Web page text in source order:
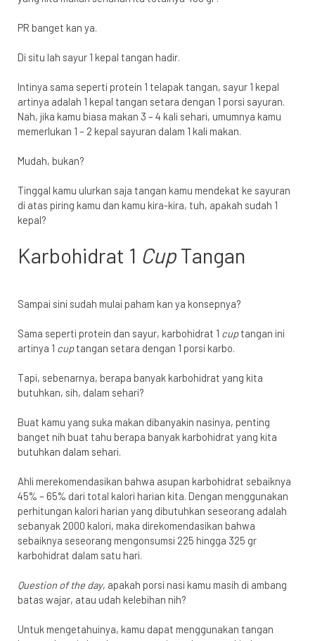
PR banget kan ya.
Di situ lah sayur 1 kepal tangan hadir.
Intinya sama seperti protein 1 telapak tangan, sayur 1 kepal
artinya adalah 1 kepal tangan setara dengan 1 porsi sayuran.
Nah, jika kamu biasa makan 3 – 4 kali sehari, umumnya kamu
memerlukan 1 – 2 kepal sayuran dalam 1 kali makan.
Mudah, bukan?
Tinggal kamu ulurkan saja tangan kamu mendekat ke sayuran
di atas piring kamu dan kamu kira-kira, tuh, apakah sudah 1
kepal?
Karbohidrat 1 CupTangan
Sampai sini sudah mulai paham kan ya konsepnya?
Sama seperti protein dan sayur, karbohidrat 1 cuptangan ini
artinya 1 cuptangan setara dengan 1 porsi karbo.
Tapi, sebenarnya, berapa banyak karbohidrat yang kita
butuhkan, sih, dalam sehari?
Buat kamu yang suka makan dibanyakin nasinya, penting
banget nih buat tahu berapa banyak karbohidrat yang kita
butuhkan dalam sehari.
Ahli merekomendasikan bahwa asupan karbohidrat sebaiknya
45% – 65% dari total kalori harian kita. Dengan menggunakan
perhitungan kalori harian yang dibutuhkan seseorang adalah
sebanyak 2000 kalori, maka direkomendasikan bahwa
sebaiknya seseorang mengonsumsi 225 hingga 325 gr
karbohidrat dalam satu hari.
Question of the day, apakah porsi nasi kamu masih di ambang
batas wajar, atau udah kelebihan nih?
Untuk mengetahuinya, kamu dapat menggunakan tangan